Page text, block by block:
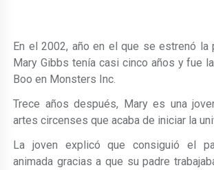
En el 2002, año en el que se estrenó la
Mary Gibbs tenía casi cinco años y fue
Boo en Monsters Inc.
Trece años después, Mary es una
artes circenses que acaba de iniciar la
La joven explicó que consiguió el
animada gracias a que su padre